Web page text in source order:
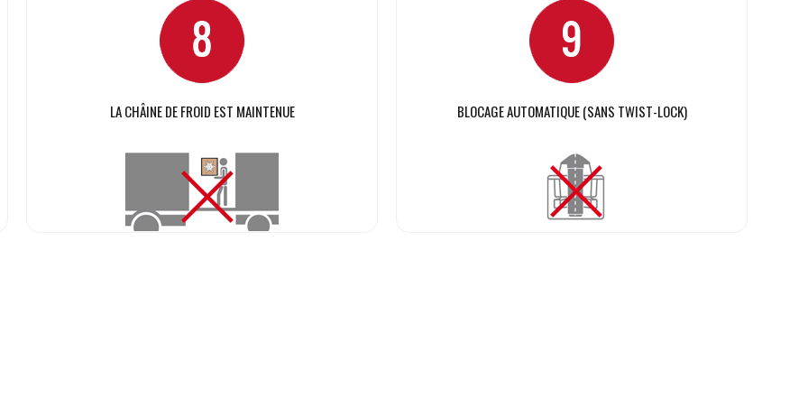
LA CHÂINE DE FROID EST MAINTENUE BLOCAGE AUTOMATIQUE (SANS TWIST-LOCK)